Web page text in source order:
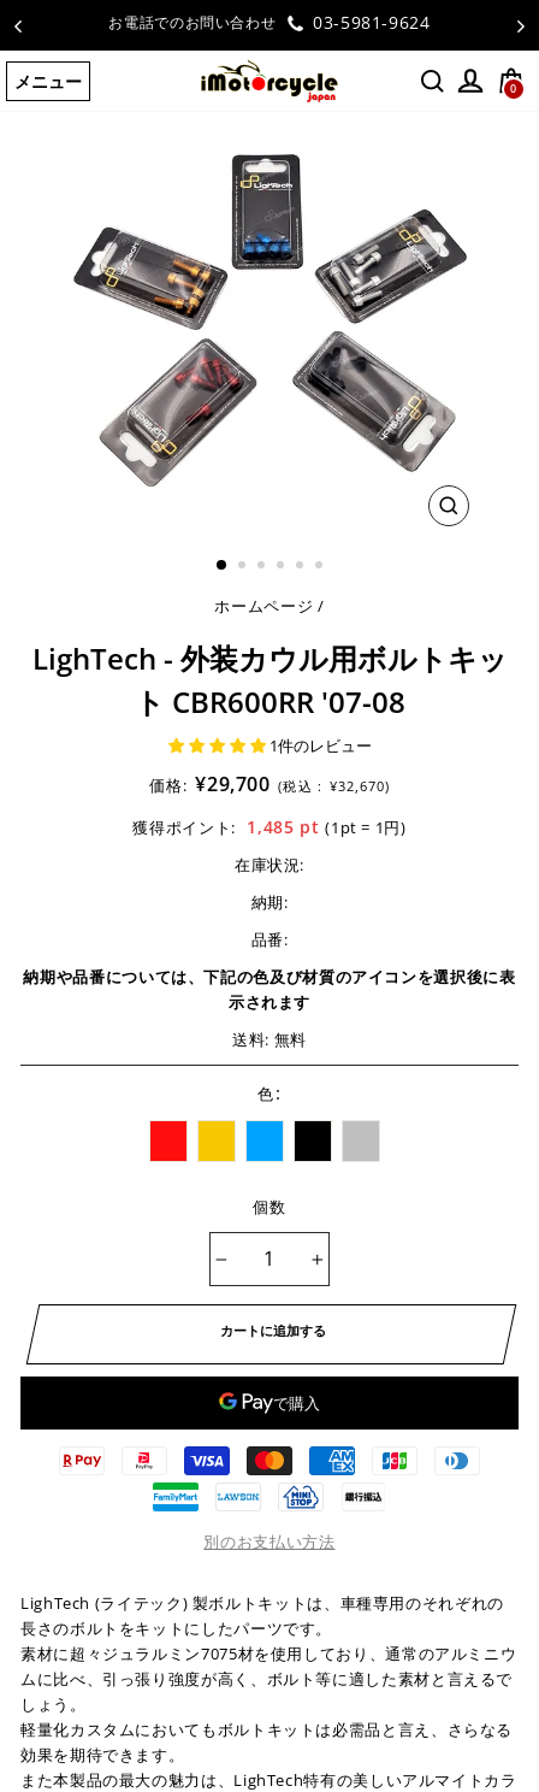
テ
ン
お電話でのお問い合わせ 03-5981-9624
メニュー 0
閉
ホームページ /
LighTech - 外装カウル用ボルトキッ
ト CBR600RR '07-08
1件のレビュー
価格: ¥29,700 (税込 : ¥32,670)
獲得ポイント: 1,485 pt(1pt = 1円)
在庫状況:
納期:
品番:
納期や品番については、下記の色及び材質のアイコンを選択後に表
示されます
送料: 無料
色:
個数
カートに追加する
別のお支払い方法
LighTech (ライテック) 製ボルトキットは、車種専用のそれぞれの
長さのボルトをキットにしたパーツです。
素材に超々ジュラルミン7075材を使用しており、通常のアルミニウ
ムに比べ、引っ張り強度が高く、ボルト等に適した素材と言えるで
しょう。
軽量化カスタムにおいてもボルトキットは必需品と言え、さらなる
効果を期待できます。
また本製品の最大の魅力は、LighTech特有の美しいアルマイトカラ